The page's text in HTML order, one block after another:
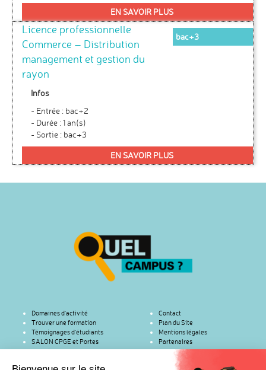
EN SAVOIR PLUS
Licence professionnelle
Commerce – Distribution
management et gestion du
rayon
bac+3
Infos
- Entrée : bac+2
- Durée : 1 an(s)
- Sortie : bac+3
EN SAVOIR PLUS
Domaines d’activité
Trouver une formation
Témoignages d’étudiants
SALON CPGE et Portes
ouvertes
Contact
Plan du Site
Mentions légales
Partenaires